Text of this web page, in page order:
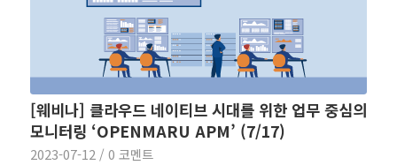
[웨비나] 클라우드 네이티브 시대를 위한 업무 중심의
모니터링 ‘OPENMARU APM’ (7/17)
2023-07-12 / 0 코멘트